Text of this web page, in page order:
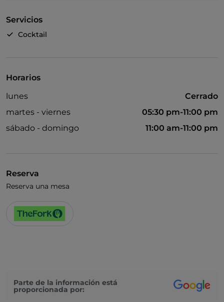
Servicios
Cocktail
Horarios
lunes
Cerrado
martes - viernes
05:30 pm-11:00 pm
sábado - domingo
11:00 am-11:00 pm
Reserva
Reserva una mesa
Parte de la información está
proporcionada por: